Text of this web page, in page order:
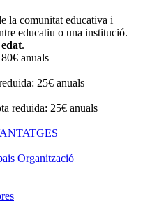
la comunitat educativa i
educatiu o una institució.
.
anuals
25€ anuals
reduida: 25€ anuals
Organització